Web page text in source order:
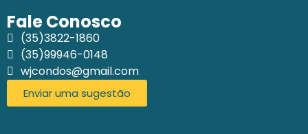
Fale Conosco
(35)3822-1860
(35)99946-0148
wjcondos@gmail.com
Enviar uma sugestão